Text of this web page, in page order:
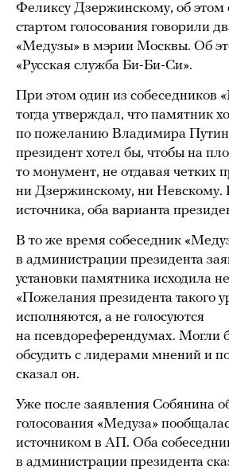
Феликсу Дзержинскому, об этом
стартом голосования говорили
«Медузы» в мэрии Москвы. Об
«Русская служба Би-Би-Си».
При этом один из собеседников
тогда утверждал, что памятник
по пожеланию Владимира
президент хотел бы, чтобы на
то монумент, не отдавая четких
ни Дзержинскому, ни Невскому.
источника, оба варианта
В то же время собеседник
в администрации президента
установки памятника исходила
«Пожелания президента такого
исполняются, а не голосуются
на псевдореферендумах. Могли
обсудить с лидерами мнений и
сказал он.
Уже после заявления Собянина
голосования «Медуза»
источником в АП. Оба
в администрации президента